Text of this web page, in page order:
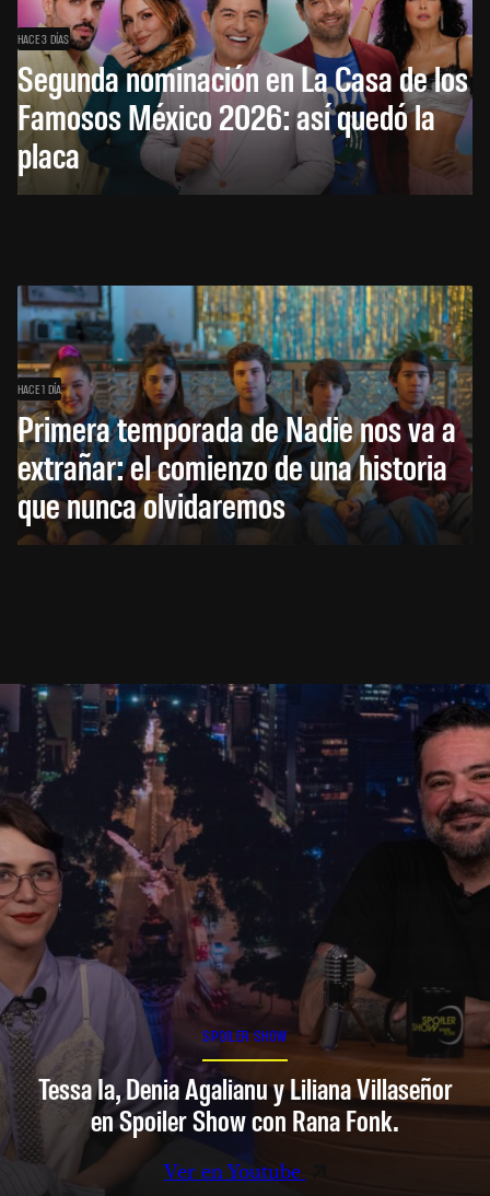
HACE 3 DÍAS
Segunda nominación en La Casa de los
Famosos México 2026: así quedó la
placa
HACE 1 DÍA
Primera temporada de Nadie nos va a
extrañar: el comienzo de una historia
que nunca olvidaremos
SPOILER SHOW
Tessa Ia, Denia Agalianu y Liliana Villaseñor
en Spoiler Show con Rana Fonk.
Ver en Youtube